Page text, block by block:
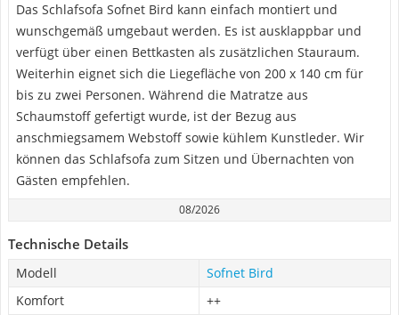
Das Schlafsofa Sofnet Bird kann einfach montiert und
wunschgemäß umgebaut werden. Es ist ausklappbar und
verfügt über einen Bettkasten als zusätzlichen Stauraum.
Weiterhin eignet sich die Liegefläche von 200 x 140 cm für
bis zu zwei Personen. Während die Matratze aus
Schaumstoff gefertigt wurde, ist der Bezug aus
anschmiegsamem Webstoff sowie kühlem Kunstleder. Wir
können das Schlafsofa zum Sitzen und Übernachten von
Gästen empfehlen.
08/2026
Technische Details
Modell
Sofnet Bird
Komfort
++